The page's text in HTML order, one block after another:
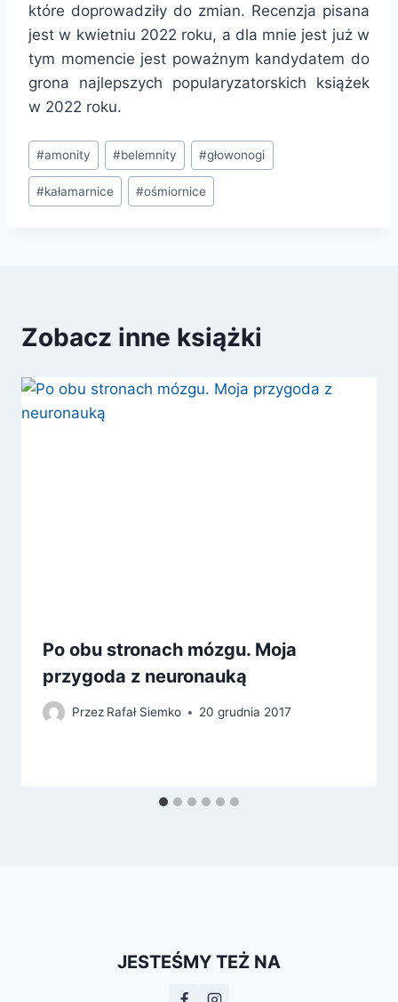
które doprowadziły do zmian. Recenzja pisana
jest w kwietniu 2022 roku, a dla mnie jest już w
tym momencie jest poważnym kandydatem do
grona najlepszych popularyzatorskich książek
w 2022 roku.
Tagi
wpisu:
#amonity #belemnity #głowonogi
#kałamarnice #ośmiornice
Zobacz inne książki
Po obu stronach mózgu. Moja
przygoda z neuronauką
Przez Rafał Siemko 20 grudnia 2017
JESTEŚMY TEŻ NA